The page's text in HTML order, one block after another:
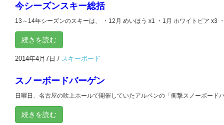
今シーズンスキー総括
13～14年シーズンのスキーは、 ・12月 めいほう x1 ・1月 ホワイトピア x3
続きを読む
2014年4月7日 / スキーボード
スノーボードバーゲン
日曜日、名古屋の吹上ホールで開催していたアルペンの「衝撃スノーボード
続きを読む